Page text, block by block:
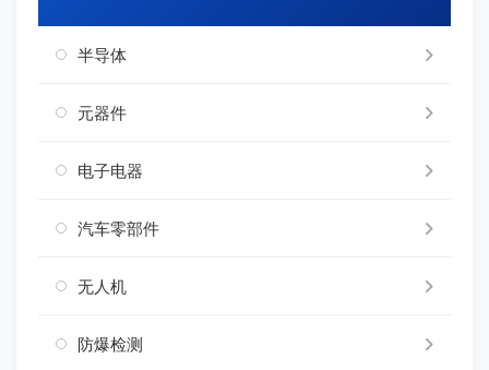
半导体
元器件
电子电器
汽车零部件
无人机
防爆检测